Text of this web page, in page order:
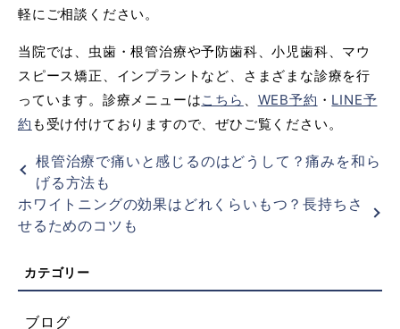
軽にご相談ください。
当院では、虫歯・根管治療や予防歯科、小児歯科、マウ
スピース矯正、インプラントなど、さまざまな診療を行
っています。診療メニューはこちら 、 WEB予約 ・ LINE予
約 も受け付けておりますので、ぜひご覧ください。
根管治療で痛いと感じるのはどうして？痛みを和ら
げる方法も
ホワイトニングの効果はどれくらいもつ？長持ちさ
せるためのコツも
ブログ